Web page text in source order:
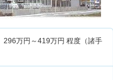
296万円～419万円 程度（諸手